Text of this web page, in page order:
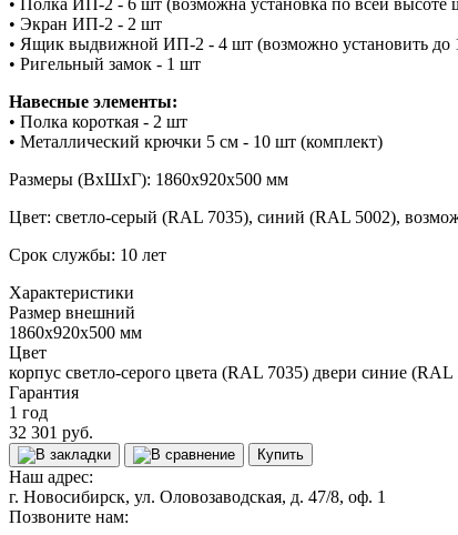
• Экран ИП-2 - 2 шт
• Ящик выдвижной ИП-2 - 4 шт (возможно установить до
• Ригельный замок - 1 шт
Навеcные элементы:
• Полка короткая - 2 шт
• Металлический крючки 5 см - 10 шт (комплект)
Размеры (ВхШхГ): 1860x920x500 мм
Цвет: светло-серый (RAL 7035), синий (RAL 5002),
Cрок службы: 10 лет
Характеристики
Размер внешний
1860x920x500 мм
Цвет
корпус светло-серого цвета (RAL 7035) двери синие (RAL
Гарантия
1 год
32 301 руб.
Купить
Наш адрес:
г. Новосибирск, ул. Оловозаводская, д. 47/8, оф. 1
Позвоните нам: